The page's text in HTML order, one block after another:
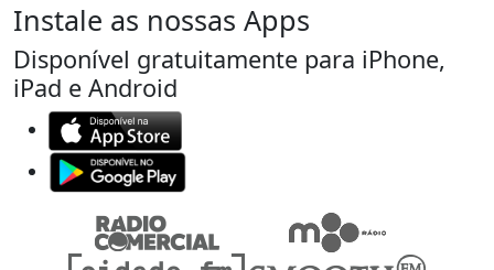
Instale as nossas Apps
Disponível gratuitamente para iPhone,
iPad e Android